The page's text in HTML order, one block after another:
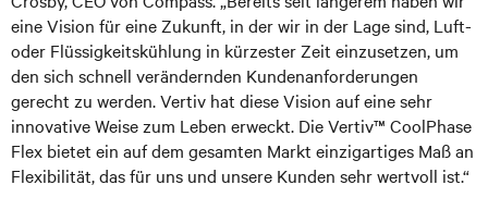
eine Vision für eine Zukunft, in der wir in der Lage sind, Luft-
oder Flüssigkeitskühlung in kürzester Zeit einzusetzen, um
den sich schnell verändernden Kundenanforderungen
gerecht zu werden. Vertiv hat diese Vision auf eine sehr
innovative Weise zum Leben erweckt. Die Vertiv™ CoolPhase
Flex bietet ein auf dem gesamten Markt einzigartiges Maß an
Flexibilität, das für uns und unsere Kunden sehr wertvoll ist.“